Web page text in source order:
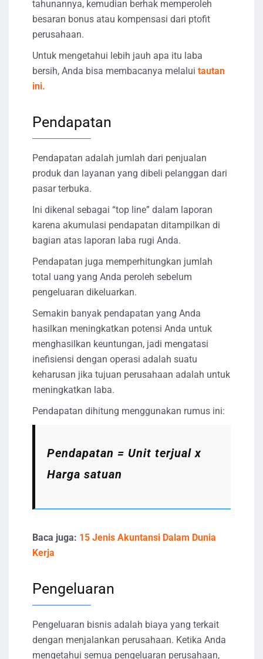
tahunannya, kemudian berhak memperoleh
besaran bonus atau kompensasi dari ptofit
perusahaan.
Untuk mengetahui lebih jauh apa itu laba
bersih, Anda bisa membacanya melalui tautan
ini.
Pendapatan
Pendapatan adalah jumlah dari penjualan
produk dan layanan yang dibeli pelanggan dari
pasar terbuka.
Ini dikenal sebagai “top line” dalam laporan
karena akumulasi pendapatan ditampilkan di
bagian atas laporan laba rugi Anda.
Pendapatan juga memperhitungkan jumlah
total uang yang Anda peroleh sebelum
pengeluaran dikeluarkan.
Semakin banyak pendapatan yang Anda
hasilkan meningkatkan potensi Anda untuk
menghasilkan keuntungan, jadi mengatasi
inefisiensi dengan operasi adalah suatu
keharusan jika tujuan perusahaan adalah untuk
meningkatkan laba.
Pendapatan dihitung menggunakan rumus ini:
Pendapatan = Unit terjual x
Harga satuan
Baca juga: 15 Jenis Akuntansi Dalam Dunia
Kerja
Pengeluaran
Pengeluaran bisnis adalah biaya yang terkait
dengan menjalankan perusahaan. Ketika Anda
mengetahui semua pengeluaran perusahaan,